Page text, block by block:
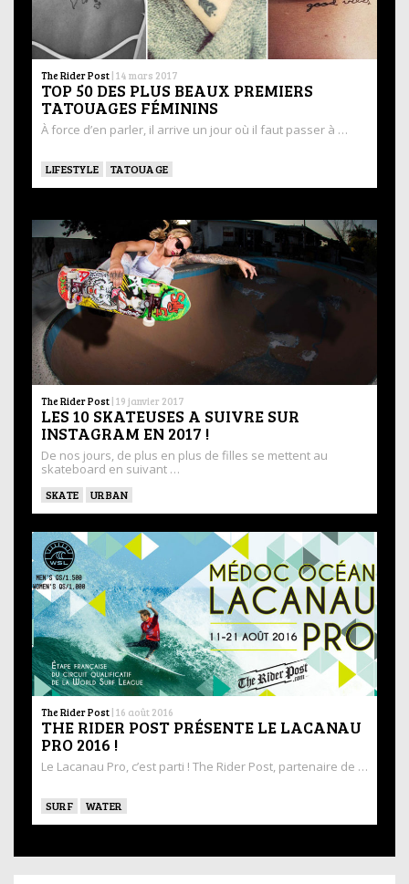
The Rider Post | 14 mars 2017
TOP 50 DES PLUS BEAUX PREMIERS
TATOUAGES FÉMININS
À force d’en parler, il arrive un jour où il faut passer à …
LIFESTYLE TATOUAGE
The Rider Post | 19 janvier 2017
LES 10 SKATEUSES A SUIVRE SUR
INSTAGRAM EN 2017 !
De nos jours, de plus en plus de filles se mettent au
skateboard en suivant …
SKATE URBAN
The Rider Post | 16 août 2016
THE RIDER POST PRÉSENTE LE LACANAU
PRO 2016 !
Le Lacanau Pro, c’est parti ! The Rider Post, partenaire de …
SURF WATER